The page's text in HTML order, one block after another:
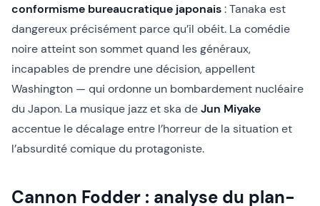
conformisme bureaucratique japonais: Tanaka est
dangereux précisément parce qu’il obéit. La comédie
noire atteint son sommet quand les généraux,
incapables de prendre une décision, appellent
Washington — qui ordonne un bombardement nucléaire
du Japon. La musique jazz et ska deJun Miyake
accentue le décalage entre l’horreur de la situation et
l’absurdité comique du protagoniste.
Cannon Fodder : analyse du plan-